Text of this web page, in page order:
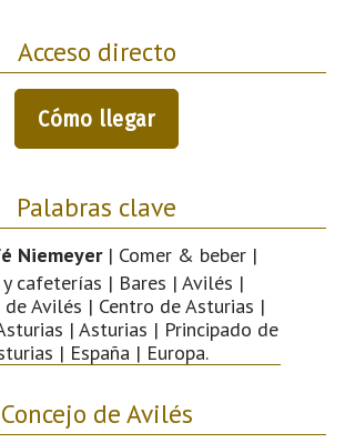
Acceso directo
Cómo llegar
Palabras clave
Niemeyer| Comer & beber |
y cafeterías | Bares | Avilés |
de Avilés | Centro de Asturias |
| Asturias | Principado de
| España | Europa.
Concejo de Avilés